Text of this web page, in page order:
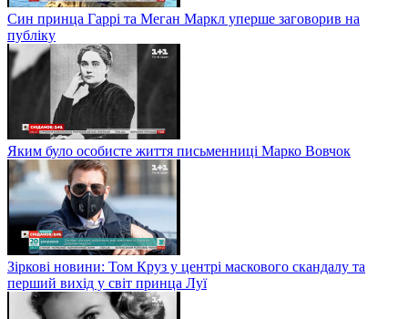
Син принца Гаррі та Меган Маркл уперше заговорив на
публіку
Яким було особисте життя письменниці Марко Вовчок
Зіркові новини: Том Круз у центрі маскового скандалу та
перший вихід у світ принца Луї